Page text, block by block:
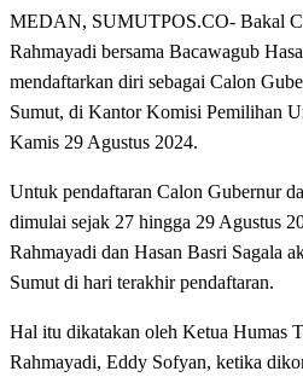
MEDAN, SUMUTPOS.CO- Bakal
Rahmayadi bersama Bacawagub
mendaftarkan diri sebagai Calon
Sumut, di Kantor Komisi Pemilihan
Kamis 29 Agustus 2024.
Untuk pendaftaran Calon Gubernur
dimulai sejak 27 hingga 29 Agustus
Rahmayadi dan Hasan Basri Sagala
Sumut di hari terakhir pendaftaran.
Hal itu dikatakan oleh Ketua Humas
Rahmayadi, Eddy Sofyan, ketika